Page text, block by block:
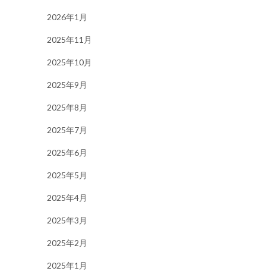
2026年1月
2025年11月
2025年10月
2025年9月
2025年8月
2025年7月
2025年6月
2025年5月
2025年4月
2025年3月
2025年2月
2025年1月